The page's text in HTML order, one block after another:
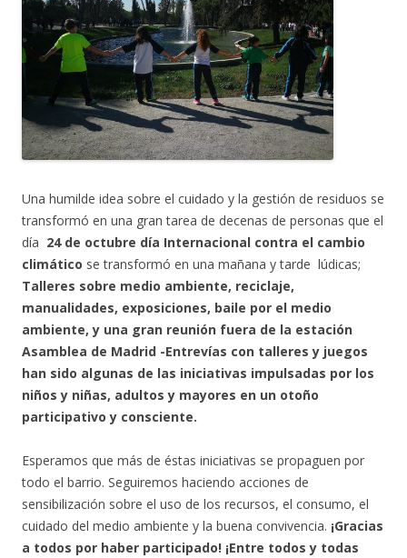
Una humilde idea sobre el cuidado y la gestión de residuos se
transformó en una gran tarea de decenas de personas que el
día 24 de octubre día Internacional contra el cambio
climático se transformó en una mañana y tarde lúdicas;
Talleres sobre medio ambiente, reciclaje,
manualidades, exposiciones, baile por el medio
ambiente, y una gran reunión fuera de la estación
Asamblea de Madrid -Entrevías con talleres y juegos
han sido algunas de las iniciativas impulsadas por los
niños y niñas, adultos y mayores en un otoño
participativo y consciente.
Esperamos que más de éstas iniciativas se propaguen por
todo el barrio. Seguiremos haciendo acciones de
sensibilización sobre el uso de los recursos, el consumo, el
cuidado del medio ambiente y la buena convivencia. ¡Gracias
a todos por haber participado! ¡Entre todos y todas